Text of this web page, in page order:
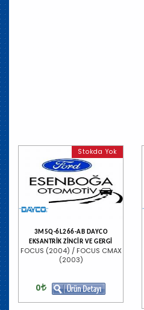
Stokda Yok
3M5Q-6L266-AB DAYCO
EKSANTRİK ZİNCİR VE GERGİ
FOCUS (2004) / FOCUS CMAX
(2003)
0